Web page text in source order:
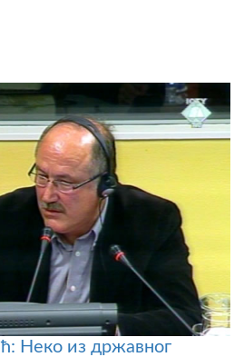
Неко из државног